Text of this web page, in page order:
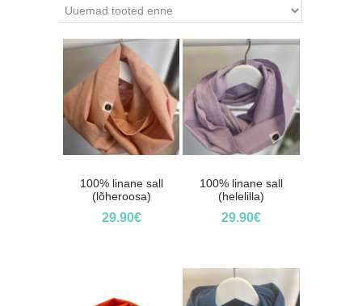
100% linane sall
(lõheroosa)
29.90€
100% linane sall
(helelilla)
29.90€